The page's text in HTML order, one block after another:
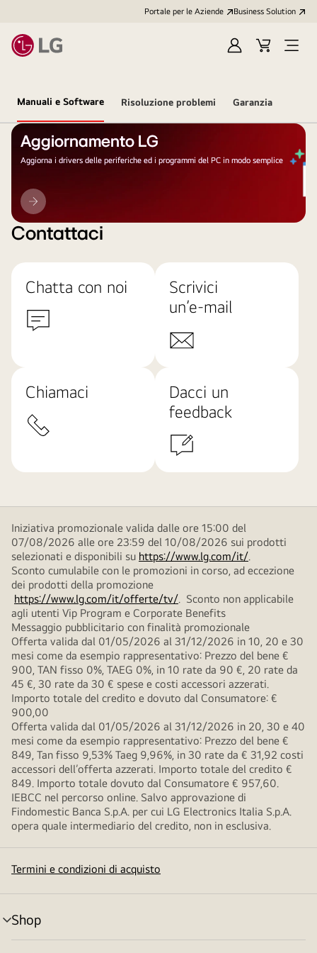
Portale per le Aziende Business Solution
AccediCart
Open
Manuali e Software Risoluzione problemi Garanzia
Aggiornamento LG
Aggiorna i drivers delle periferiche ed i programmi del PC in modo semplice
Aggiornamento
LG
Contattaci
Chatta con noi
Scrivici
un’e-mail
Chiamaci
Dacci un
feedback
Iniziativa promozionale valida dalle ore 15:00 del
07/08/2026 alle ore 23:59 del 10/08/2026 sui prodotti
selezionati e disponibili su https://www.lg.com/it/.
Sconto cumulabile con le promozioni in corso, ad eccezione
dei prodotti della promozione
https://www.lg.com/it/offerte/tv/. Sconto non applicabile
agli utenti Vip Program e Corporate Benefits
Messaggio pubblicitario con finalità promozionale
Offerta valida dal 01/05/2026 al 31/12/2026 in 10, 20 e 30
mesi come da esempio rappresentativo: Prezzo del bene €
900, TAN fisso 0%, TAEG 0%, in 10 rate da 90 €, 20 rate da
45 €, 30 rate da 30 € spese e costi accessori azzerati.
Importo totale del credito e dovuto dal Consumatore: €
900,00
Offerta valida dal 01/05/2026 al 31/12/2026 in 20, 30 e 40
mesi come da esempio rappresentativo: Prezzo del bene €
849, Tan fisso 9,53% Taeg 9,96%, in 30 rate da € 31,92 costi
accessori dell’offerta azzerati. Importo totale del credito €
849. Importo totale dovuto dal Consumatore € 957,60.
IEBCC nel percorso online. Salvo approvazione di
Findomestic Banca S.p.A. per cui LG Electronics Italia S.p.A.
opera quale intermediario del credito, non in esclusiva.
Termini e condizioni di acquisto
Shop
Attivazione
menu